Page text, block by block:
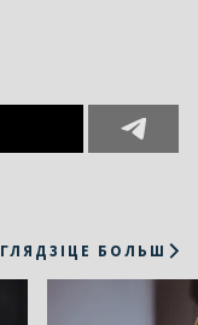
ГЛЯДЗІЦЕ БОЛЬШ